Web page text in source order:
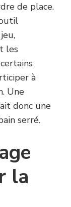
de place.
les
à
Une
donc une
serré.
la